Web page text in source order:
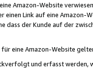
Amazon-Website
einen Link auf eine
dass der Kunde auf der
eine Amazon-Website
und erfasst werden,